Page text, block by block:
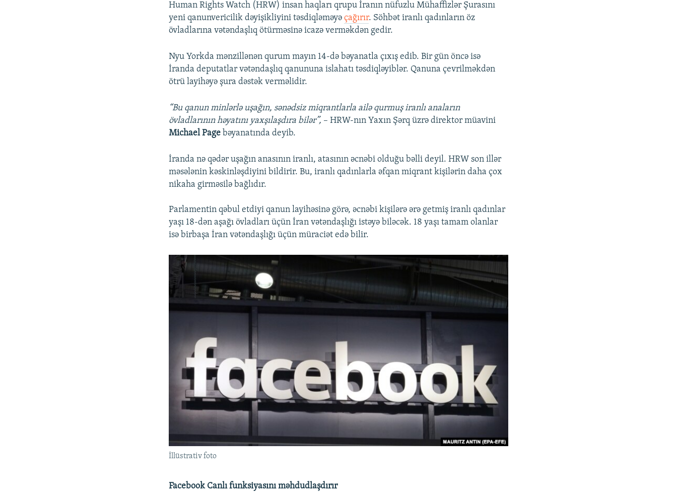
Human Rights Watch (HRW) insan haqları qrupu İranın nüfuzlu Mühaffizlər Şurasını
yeni qanunvericilik dəyişikliyini təsdiqləməyəçağırır. Söhbət iranlı qadınların öz
övladlarına vətəndaşlıq ötürməsinə icazə verməkdən gedir.
Nyu Yorkda mənzillənən qurum mayın 14-də bəyanatla çıxış edib. Bir gün öncə isə
İranda deputatlar vətəndaşlıq qanununa islahatı təsdiqləyiblər. Qanuna çevrilməkdən
ötrü layihəyə şura dəstək verməlidir.
“Bu qanun minlərlə uşağın, sənədsiz miqrantlarla ailə qurmuş iranlı anaların
övladlarının həyatını yaxşılaşdıra bilər”, – HRW-nın Yaxın Şərq üzrə direktor müavini
Michael Page bəyanatında deyib.
İranda nə qədər uşağın anasının iranlı, atasının əcnəbi olduğu bəlli deyil. HRW son illər
məsələnin kəskinləşdiyini bildirir. Bu, iranlı qadınlarla əfqan miqrant kişilərin daha çox
nikaha girməsilə bağlıdır.
Parlamentin qəbul etdiyi qanun layihəsinə görə, əcnəbi kişilərə ərə getmiş iranlı qadınlar
yaşı 18-dən aşağı övladları üçün İran vətəndaşlığı istəyə biləcək. 18 yaşı tamam olanlar
isə birbaşa İran vətəndaşlığı üçün müraciət edə bilir.
İllüstrativ foto
Facebook Canlı funksiyasını məhdudlaşdırır